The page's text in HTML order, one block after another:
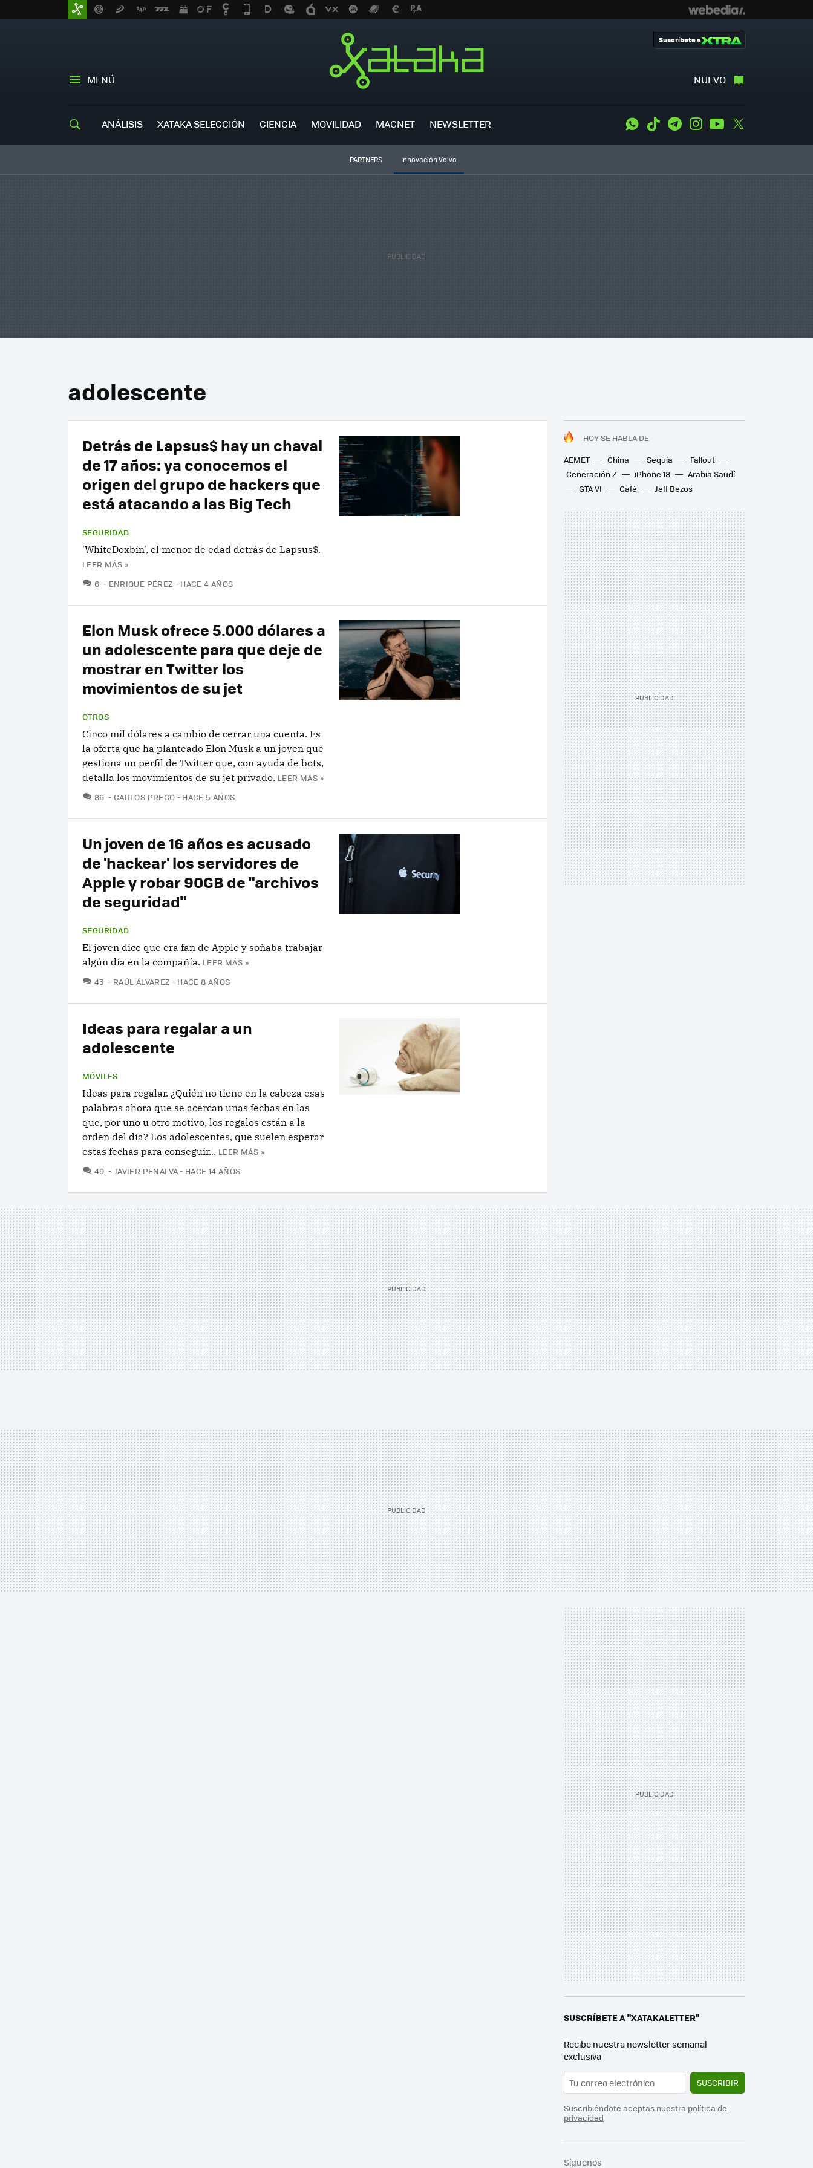
MENÚ NUEVO
Suscríbete a
ANÁLISIS XATAKA SELECCIÓN CIENCIA MOVILIDAD MAGNET NEWSLETTER WhatsApp
Tiktok TelegramInstagramYoutube
PARTNERS Innovación Volvo
adolescente
HOY SE HABLA DE
AEMET
China Sequía
Fallout
Generación Z
iPhone 18
Arabia Saudí
GTA VI
Café Jeff Bezos
Detrás de Lapsus$ hay un chaval
de 17 años: ya conocemos el
origen del grupo de hackers que
está atacando a las Big Tech
SEGURIDAD
'WhiteDoxbin', el menor de edad detrás de Lapsus$.
LEER MÁS »
6 COMENTARIOS
ENRIQUE PÉREZ HACE 4 AÑOS
Elon Musk ofrece 5.000 dólares a
un adolescente para que deje de
mostrar en Twitter los
movimientos de su jet
OTROS
Cinco mil dólares a cambio de cerrar una cuenta. Es
la oferta que ha planteado Elon Musk a un joven que
gestiona un perfil de Twitter que, con ayuda de bots,
detalla los movimientos de su jet privado. LEER MÁS »
86 COMENTARIOS
CARLOS PREGO HACE 5 AÑOS
Un joven de 16 años es acusado
de 'hackear' los servidores de
Apple y robar 90GB de "archivos
de seguridad"
SEGURIDAD
El joven dice que era fan de Apple y soñaba trabajar
algún día en la compañía. LEER MÁS »
43 COMENTARIOS
RAÚL ÁLVAREZ HACE 8 AÑOS
Ideas para regalar a un
adolescente
MÓVILES
Ideas para regalar. ¿Quién no tiene en la cabeza esas
palabras ahora que se acercan unas fechas en las
que, por uno u otro motivo, los regalos están a la
orden del día? Los adolescentes, que suelen esperar
estas fechas para conseguir... LEER MÁS »
49 COMENTARIOS
JAVIER PENALVA HACE 14 AÑOS
SUSCRÍBETE A "XATAKALETTER"
Recibe nuestra newsletter semanal
exclusiva
SUSCRIBIR
Suscribiéndote aceptas nuestra política de
privacidad
Síguenos